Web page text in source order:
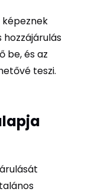
képeznek
hozzájárulás
be, és az
teszi.